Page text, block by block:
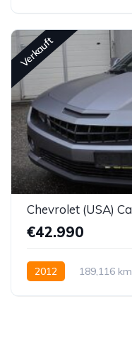
Verkauft
€42.990
2012 189,116 km